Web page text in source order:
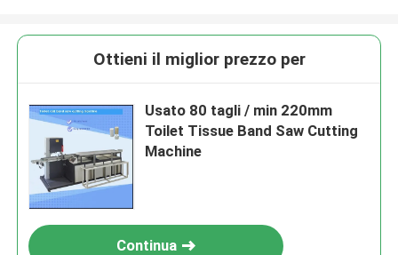
Ottieni il miglior prezzo per
Usato 80 tagli / min 220mm
Toilet Tissue Band Saw Cutting
Machine
Continua